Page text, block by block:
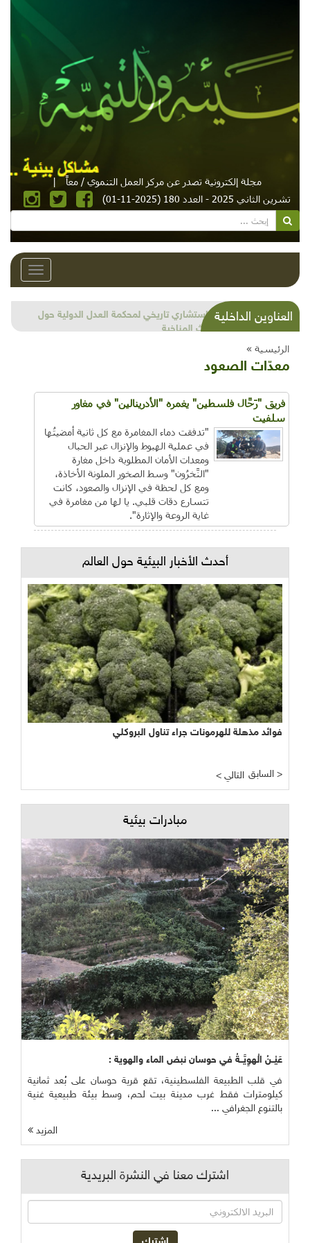
مجلة إلكترونية تصدر عن مركز العمل التنموي / معاً
|
تشرين الثاني 2025 - العدد 180 (2025-11-01)
Toggle
العناوين الداخليةشذرات بيئية وتنموية...بنية تحتية وحلويات قبيحة
وحاكورة ونوبل وزيتون و"سيباط"
الرئيسية »
معدّات الصعود
فريق "رَحَّال فلسطين" يغمره "الأدرينالين" في مغاور
سلفيت
"تدفقت دماء المغامرة مع كل ثانية أمضيتُها
في عملية الهبوط والإنزال عبر الحبال
ومعدات الأمان المطلوبة داخل مغارة
"النَّخرُون" وسط الصخور الملونة الأخاذة،
ومع كل لحظة في الإنزال والصعود، كانت
تتسارع دقات قلبي. يا لها من مغامرة في
غاية الروعة والإثارة".
أحدث الأخبار البيئية حول العالم
فوائد مذهلة للهرمونات جراء تناول البروكلي
< التالي السابق >
مبادرات بيئية
عَيْــنُ الْهوِيَّــةُ في حوسان نبض الماء والهوية :
في قلب الطبيعة الفلسطينية، تقع قرية حوسان على بُعد ثمانية
كيلومترات فقط غرب مدينة بيت لحم، وسط بيئة طبيعية غنية
بالتنوع الجغرافي ...
المزيد
اشترك معنا في النشرة البريدية